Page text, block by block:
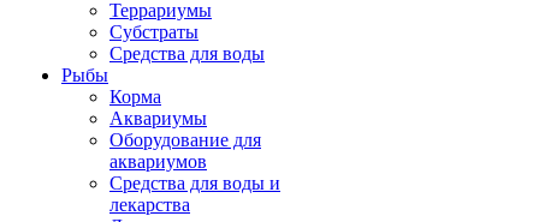
Террариумы
Субстраты
Средства для воды
Рыбы
Корма
Аквариумы
Оборудование для
аквариумов
Средства для воды и
лекарства